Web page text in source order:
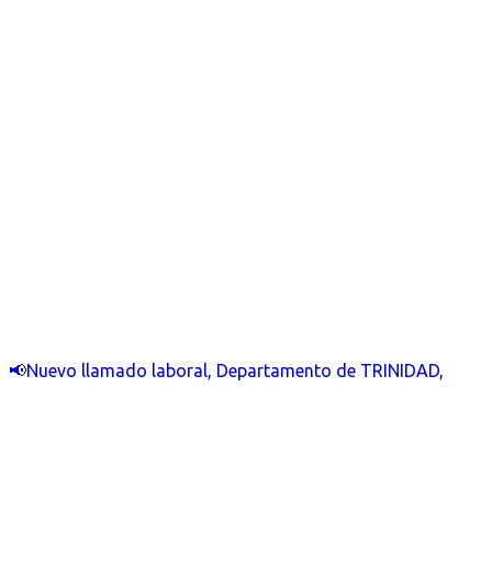
📢Nuevo llamado laboral, Departamento de TRINIDAD,